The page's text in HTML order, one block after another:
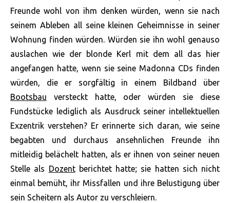
Freunde wohl von ihm denken würden, wenn sie nach
seinem Ableben all seine kleinen Geheimnisse in seiner
Wohnung finden würden. Würden sie ihn wohl genauso
auslachen wie der blonde Kerl mit dem all das hier
angefangen hatte, wenn sie seine Madonna CDs finden
würden, die er sorgfältig in einem Bildband über
Bootsbau versteckt hatte, oder würden sie diese
Fundstücke lediglich als Ausdruck seiner intellektuellen
Exzentrik verstehen? Er erinnerte sich daran, wie seine
begabten und durchaus ansehnlichen Freunde ihn
mitleidig belächelt hatten, als er ihnen von seiner neuen
Stelle als Dozentberichtet hatte; sie hatten sich nicht
einmal bemüht, ihr Missfallen und ihre Belustigung über
sein Scheitern als Autor zu verschleiern.